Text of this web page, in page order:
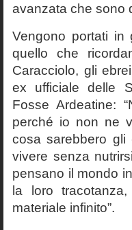
avanzata che sono
Vengono portati
quello che
Caracciolo, gli
ex ufficiale delle
Fosse Ardeatine:
perché io non ne
cosa sarebbero gli
vivere senza
pensano il mondo
la loro
materiale infinito”.